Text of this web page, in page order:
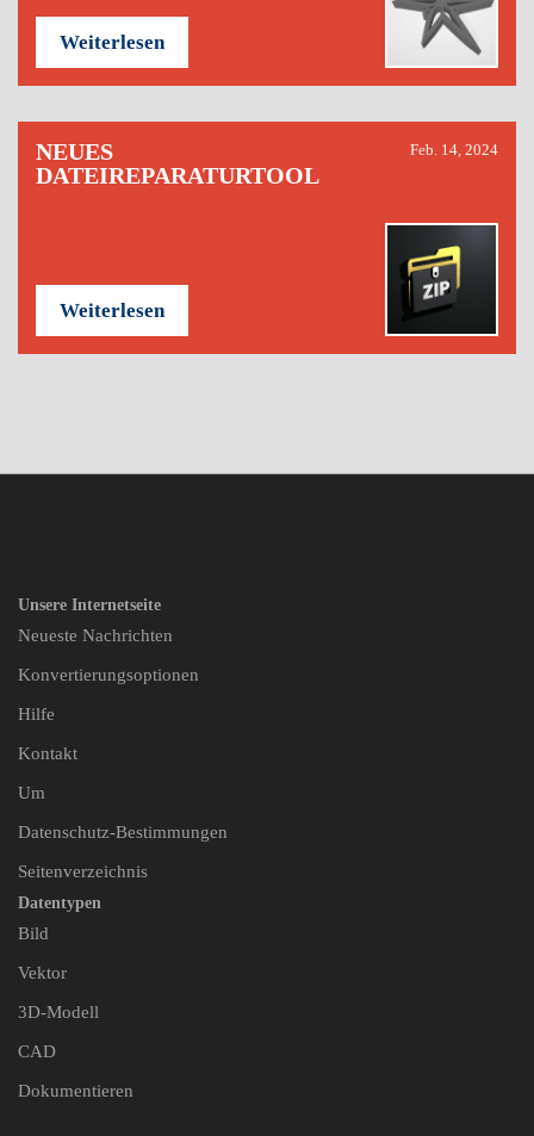
Weiterlesen
NEUES
DATEIREPARATURTOOL
Feb. 14, 2024
Weiterlesen
Unsere Internetseite
Neueste Nachrichten
Konvertierungsoptionen
Hilfe
Kontakt
Um
Datenschutz-Bestimmungen
Seitenverzeichnis
Datentypen
Bild
Vektor
3D-Modell
CAD
Dokumentieren